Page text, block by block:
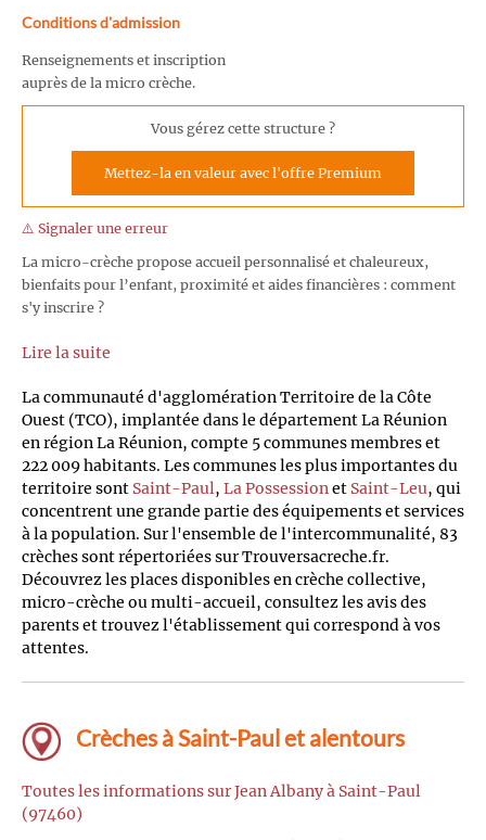
Conditions d'admission
Renseignements et inscription
auprès de la micro crèche.
Vous gérez cette structure ?
Mettez-la en valeur avec l'offre Premium
⚠️ Signaler une erreur
La micro-crèche propose accueil personnalisé et chaleureux,
bienfaits pour l’enfant, proximité et aides financières : comment
s'y inscrire ?
Lire la suite
La communauté d'agglomération Territoire de la Côte
Ouest (TCO), implantée dans le département La Réunion
en région La Réunion, compte 5 communes membres et
222 009 habitants. Les communes les plus importantes du
territoire sont Saint-Paul, La Possessionet Saint-Leu, qui
concentrent une grande partie des équipements et services
à la population. Sur l'ensemble de l'intercommunalité, 83
crèches sont répertoriées sur Trouversacreche.fr.
Découvrez les places disponibles en crèche collective,
micro-crèche ou multi-accueil, consultez les avis des
parents et trouvez l'établissement qui correspond à vos
attentes.
Crèches à Saint-Paul et alentours
Toutes les informations sur Jean Albany à Saint-Paul
(97460)